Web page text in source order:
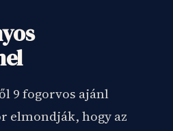
9 fogorvos ajánl
elmondják, hogy az